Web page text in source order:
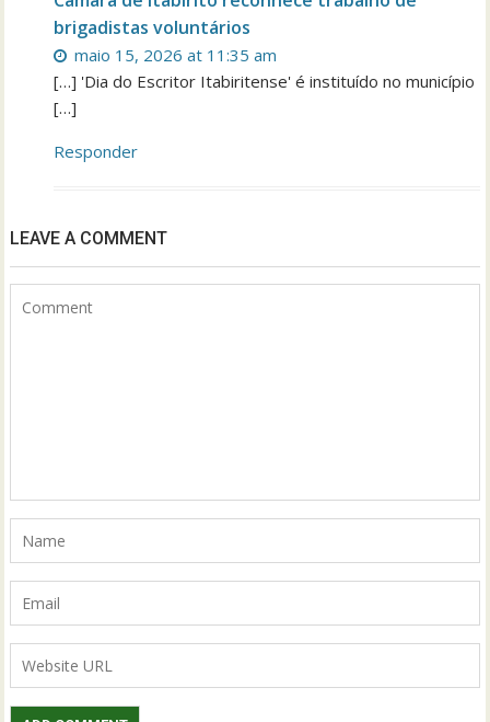
brigadistas voluntários
maio 15, 2026 at 11:35 am
[…] 'Dia do Escritor Itabiritense' é instituído no município
[…]
Responder
LEAVE A COMMENT